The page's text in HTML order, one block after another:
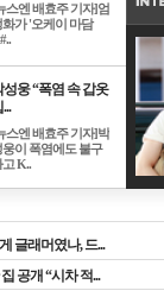
스엔 배효주 기자]엄
화가 '오케이 마담
성웅 “폭염 속 갑옷
스엔 배효주 기자]박
웅이 폭염에도 불구
K..
글래머였나, 드...
공개 “시차 적...